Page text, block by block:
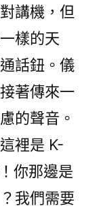
講機，但
樣的天
話鈕。儀
著傳來一
的聲音。
裡是 K-
你那邊是
我們需要